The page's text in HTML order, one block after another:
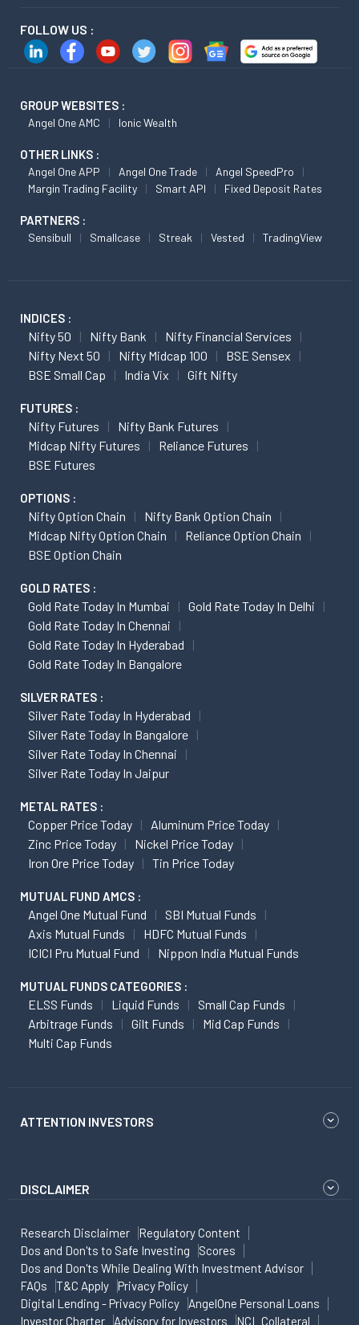
FOLLOW US :
GROUP WEBSITES :
Angel One AMC Ionic Wealth
OTHER LINKS :
Angel One APP Angel One Trade
Angel SpeedPro
Margin Trading Facility
Smart API Fixed Deposit Rates
PARTNERS :
Sensibull Smallcase Streak Vested TradingView
INDICES :
Nifty 50 Nifty Bank
Nifty Financial Services
Nifty Next 50
Nifty Midcap 100
BSE Sensex
BSE Small Cap
India Vix Gift Nifty
FUTURES :
Nifty Futures
Nifty Bank Futures
Midcap Nifty Futures
Reliance Futures
BSE Futures
OPTIONS :
Nifty Option Chain
Nifty Bank Option Chain
Midcap Nifty Option Chain
Reliance Option Chain
BSE Option Chain
GOLD RATES :
Gold Rate Today In Mumbai
Gold Rate Today In Delhi
Gold Rate Today In Chennai
Gold Rate Today In Hyderabad
Gold Rate Today In Bangalore
SILVER RATES :
Silver Rate Today In Hyderabad
Silver Rate Today In Bangalore
Silver Rate Today In Chennai
Silver Rate Today In Jaipur
METAL RATES :
Copper Price Today
Aluminum Price Today
Zinc Price Today
Nickel Price Today
Iron Ore Price Today
Tin Price Today
MUTUAL FUND AMCS :
Angel One Mutual Fund
SBI Mutual Funds
Axis Mutual Funds
HDFC Mutual Funds
ICICI Pru Mutual Fund
Nippon India Mutual Funds
MUTUAL FUNDS CATEGORIES :
ELSS Funds Liquid Funds
Small Cap Funds
Arbitrage Funds
Gilt Funds
Mid Cap Funds
Multi Cap Funds
ATTENTION INVESTORS
DISCLAIMER
Research Disclaimer
Regulatory Content
Dos and Don'ts to Safe Investing
Scores
Dos and Don'ts While Dealing With Investment Advisor
FAQs
T&C Apply
Privacy Policy
Digital Lending - Privacy Policy
AngelOne Personal Loans
Investor Charter
Advisory for Investors NCL Collateral